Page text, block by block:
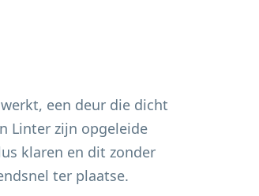
een deur die dicht
Linter zijn opgeleide
klaren en dit zonder
ter plaatse.